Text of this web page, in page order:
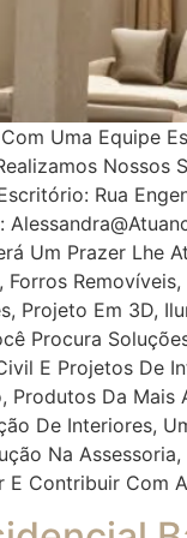
Uma Equipe
Nossos
Rua
Um Prazer Lhe
Projeto Em 3D,
Procura
E Projetos De
Produtos Da
De Interiores,
Na
E Contribuir Com